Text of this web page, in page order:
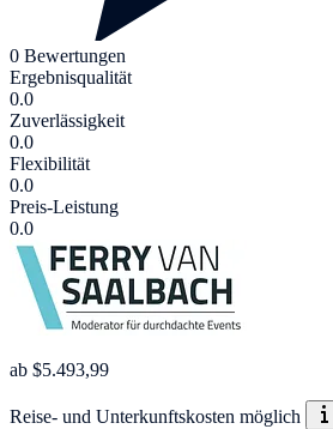
0 Bewertungen
Ergebnisqualität
0.0
Zuverlässigkeit
0.0
Flexibilität
0.0
Preis-Leistung
0.0
ab $5.493,99
Reise- und Unterkunftskosten möglich